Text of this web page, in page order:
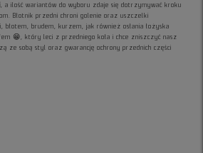
, a ilość wariantów do wyboru zdaje się dotrzymywać kroku
Błotnik przedni chroni golenie oraz uszczelki
brudem, kurzem, jak również osłania łożyska
😁, który leci z przedniego koła i chce zniszczyć nasz
ze sobą styl oraz gwarancję ochrony przednich części